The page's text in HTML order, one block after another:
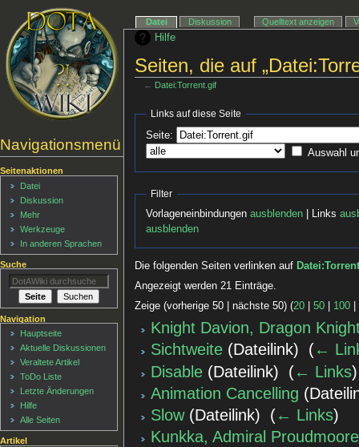
Hilfe
Seiten, die auf
← Datei:Torrent.gif
Links auf diese Seite
Seite:
Auswahl
Filter
Vorlageneinbindungen ausblenden| Links
ausblenden
Die folgenden Seiten verlinken auf
Angezeigt werden 21 Einträge.
Zeige (vorherige 50 | nächste 50) (20 |50 100
Knight Davion, Dragon
Sichtweite (Dateilink) ‎ (←
Disable (Dateilink) ‎ (← Links)
Animation Cancelling
Slow(Dateilink) ‎ (← Links)
Kunkka, Admiral Proudmoore
Navigationsmenü
Datei Diskussion Quelltext anzeigen
Seitenaktionen
Datei
Diskussion
Mehr
Werkzeuge
In anderen Sprachen
Suche
Navigation
Hauptseite
Aktuelle Diskussionen
Veraltete Artikel
ToDo Liste
Letzte Änderungen
Hilfe
Alle Seiten
Artikel